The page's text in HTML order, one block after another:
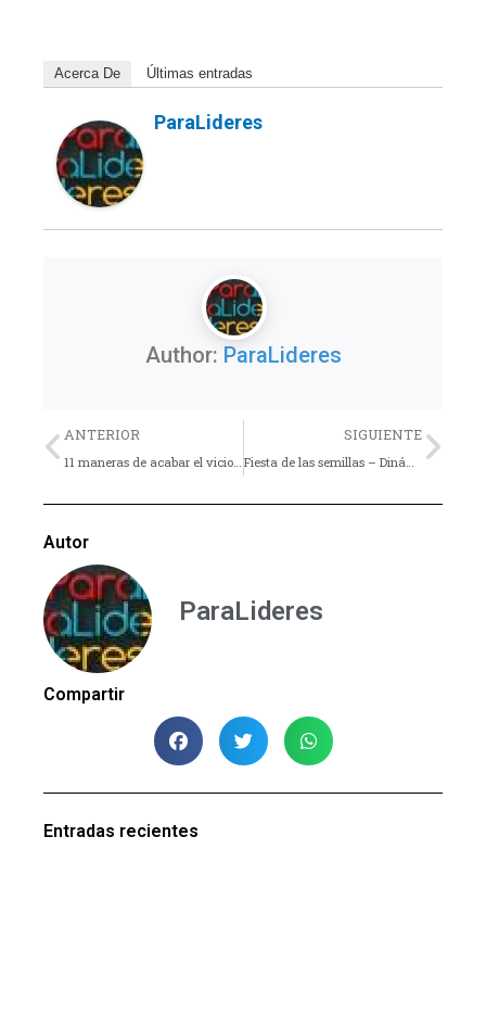
Acerca De Últimas entradas
ParaLideres
Author: ParaLideres
Previo
ANTERIOR
11 maneras de acabar el vicio de revisar el celular
SIGUIENTE
Fiesta de las semillas – Dinámica
Autor
ParaLideres
Compartir
Entradas recientes